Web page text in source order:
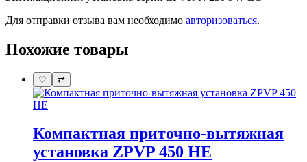
Для отправки отзыва вам необходимо авторизоваться.
Похожие товары
♡ ⇄
Компактная приточно-вытяжная
установка ZPVP 450 HE